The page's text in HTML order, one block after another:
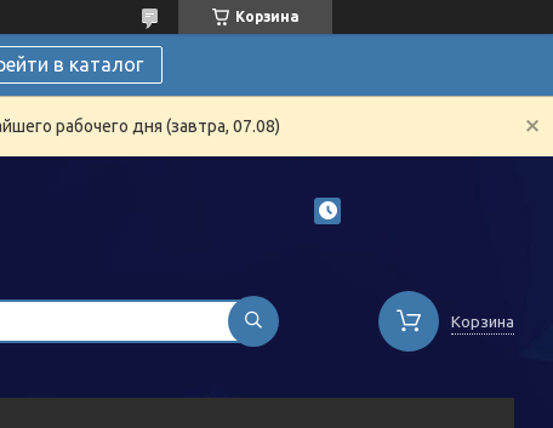
Корзина
в каталог
рабочего дня (завтра, 07.08)
Корзина